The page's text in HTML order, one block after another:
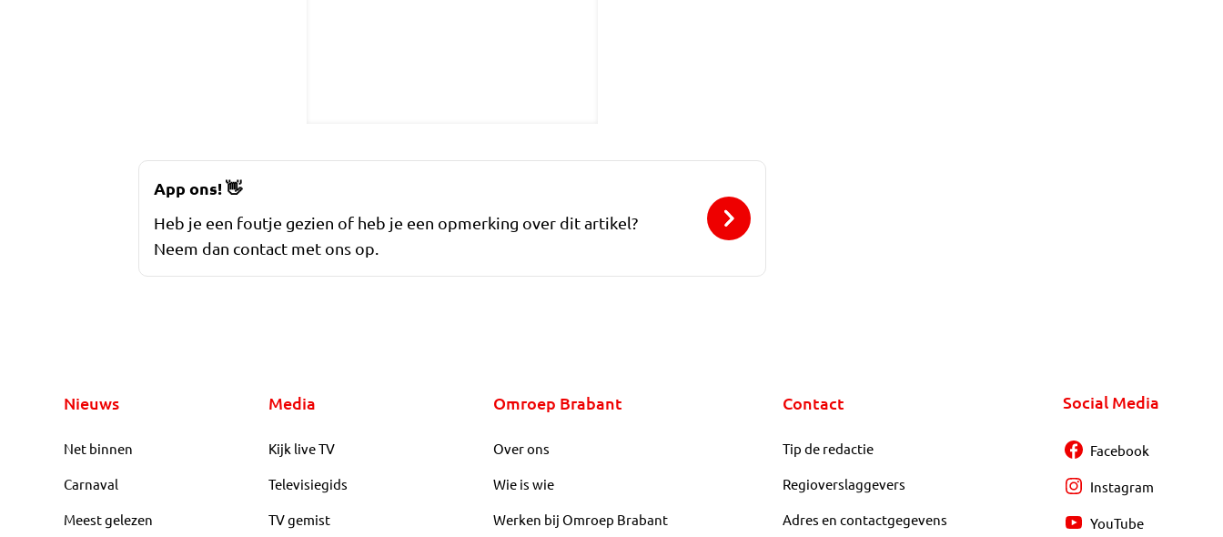
App ons!👋
Heb je een foutje gezien of heb je een opmerking over dit artikel?
Neem dan contact met ons op.
Nieuws
Net binnen
Carnaval
Meest gelezen
Media
Kijk live TV
Televisiegids
TV gemist
Omroep Brabant
Over ons
Wie is wie
Werken bij Omroep Brabant
Contact
Tip de redactie
Regioverslaggevers
Adres en contactgegevens
Social Media
Facebook
Instagram
YouTube